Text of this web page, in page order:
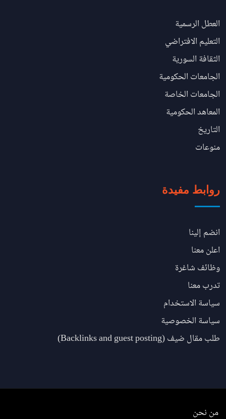
العطل الرسمية
التعليم الافتراضي
الثقافة السورية
الجامعات الحكومية
الجامعات الخاصة
المعاهد الحكومية
التاريخ
منوعات
روابط مفيدة
انضم إلينا
اعلن معنا
وظائف شاغرة
تدرب معنا
سياسة الاستخدام
سياسة الخصوصية
طلب مقال ضيف (Backlinks and guest posting)
من نحن